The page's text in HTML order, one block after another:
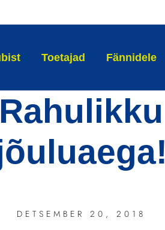
Toetajad Fännidele
Rahulikku
DETSEMBER 20, 2018